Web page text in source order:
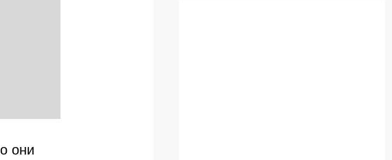
они